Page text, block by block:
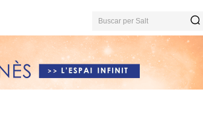
Buscar per Salt